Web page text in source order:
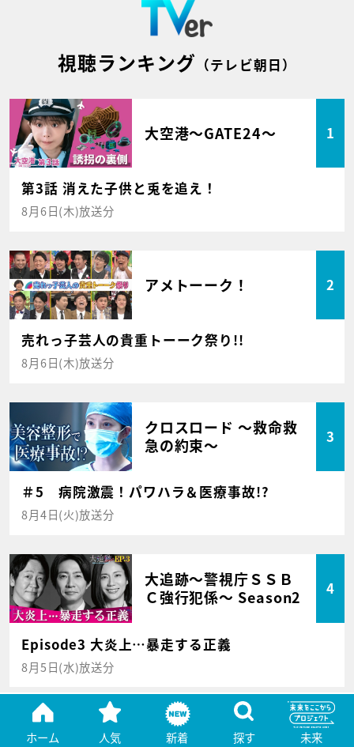
視聴ランキング （テレビ朝日）
大空港～GATE24～ 1
第3話 消えた子供と兎を追え！
8月6日(木)放送分
アメトーーク！ 2
売れっ子芸人の貴重トーーク祭り!!
8月6日(木)放送分
クロスロード ～救命救
急の約束～
3
＃5 病院激震！パワハラ＆医療事故!?
8月4日(火)放送分
大追跡～警視庁ＳＳＢ
Ｃ強行犯係～ Season2
4
Episode3 大炎上…暴走する正義
8月5日(水)放送分
名探偵のままでいて
ホーム 人気 新着 探す 未来